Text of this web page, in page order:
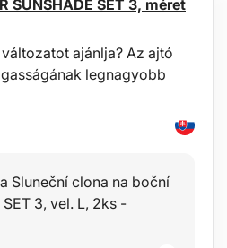
SUNSHADE SET 3, méret
ajánlja? Az ajtó
legnagyobb
Sluneční clona na boční
3, vel. L, 2ks -